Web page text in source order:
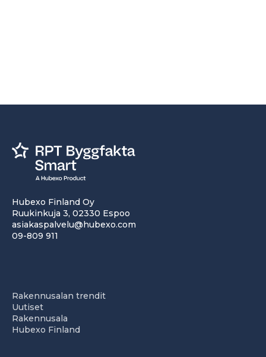
Hubexo Finland Oy
Ruukinkuja 3, 02330 Espoo
asiakaspalvelu@hubexo.com
09-809 911
Rakennusalan trendit
Uutiset
Rakennusala
Hubexo Finland